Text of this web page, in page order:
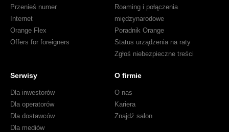
Adobe
Reader
Przenieś numer
Internet
Orange Flex
Offers for foreigners
Roaming i połączenia
międzynarodowe
Poradnik Orange
Status urządzenia na raty
Zgłoś niebezpieczne treści
Serwisy
Dla inwestorów
Dla operatorów
Dla dostawców
Dla mediów
O firmie
O nas
Kariera
Znajdź salon